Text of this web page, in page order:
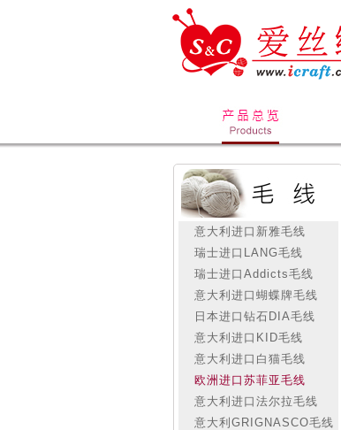
意大利进口新雅毛线
瑞士进口LANG毛线
瑞士进口Addicts毛线
意大利进口蝴蝶牌毛线
日本进口钻石DIA毛线
意大利进口KID毛线
意大利进口白猫毛线
欧洲进口苏菲亚毛线
意大利进口法尔拉毛线
意大利GRIGNASCO毛线